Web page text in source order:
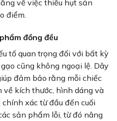
về việc thiếu hụt sản
điểm.
đồng đều
tố quan trọng đối với bất kỳ
cũng không ngoại lệ. Dây
đảm bảo rằng mỗi chiếc
về kích thước, hình dáng và
xác từ đầu đến cuối
sản phẩm lỗi, từ đó nâng